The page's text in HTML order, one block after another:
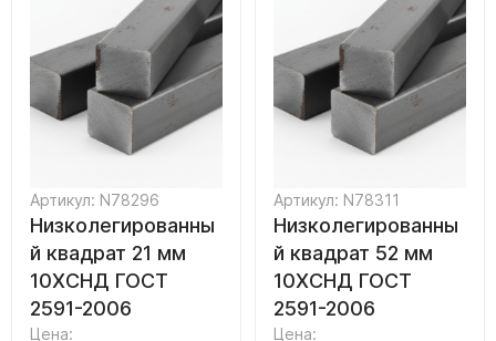
Артикул: N78296
Низколегированны
й квадрат 21 мм
10ХСНД ГОСТ
2591-2006
Цена:
Артикул: N78311
Низколегированны
й квадрат 52 мм
10ХСНД ГОСТ
2591-2006
Цена: